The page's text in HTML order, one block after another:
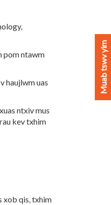
pom ntawm
haujlwm uas
ntxiv mus
kev txhim
xob qis, txhim
Muab tswv yim